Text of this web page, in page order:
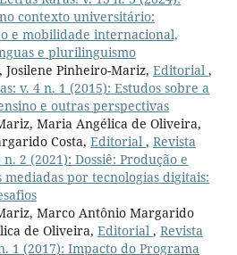
contexto universitário:
e mobilidade internacional,
e plurilinguismo
Josilene Pinheiro-Mariz, Editorial ,
v. 4 n. 1 (2015): Estudos sobre a
e outras perspectivas
Maria Angélica de Oliveira,
Costa, Editorial , Revista
2 (2021): Dossiê: Produção e
por tecnologias digitais:
Marco Antônio Margarido
de Oliveira, Editorial , Revista
1 (2017): Impacto do Programa